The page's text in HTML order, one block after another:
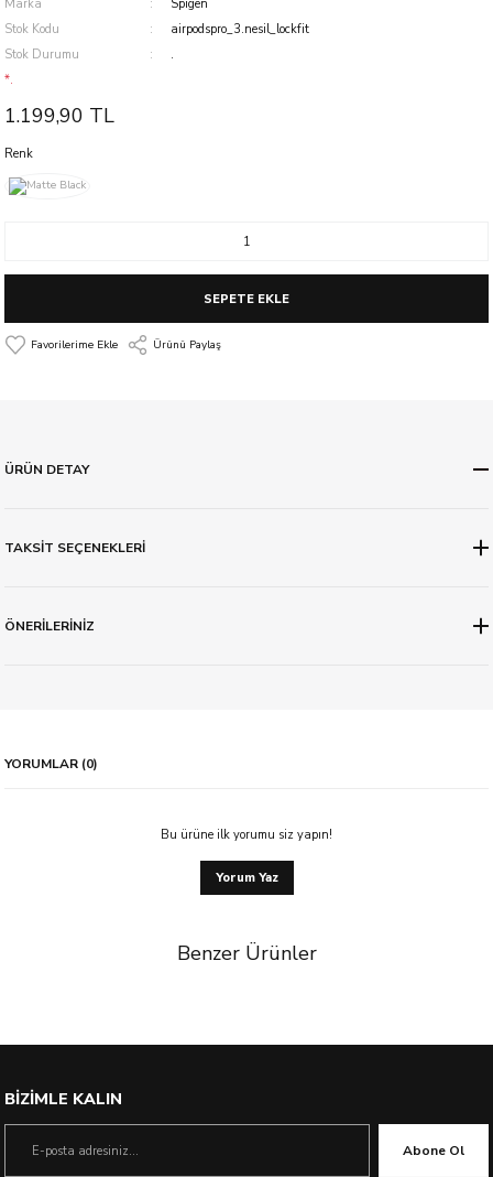
Marka
Spigen
Stok Kodu
airpodspro_3.nesil_lockfit
Stok Durumu
.
*.
1.199,90 TL
Renk
SEPETE EKLE
Ürünü Paylaş
ÜRÜN DETAY
TAKSİT SEÇENEKLERİ
ÖNERİLERİNİZ
YORUMLAR (0)
Bu ürüne ilk yorumu siz yapın!
Yorum Yaz
Benzer Ürünler
BİZİMLE KALIN
Abone Ol